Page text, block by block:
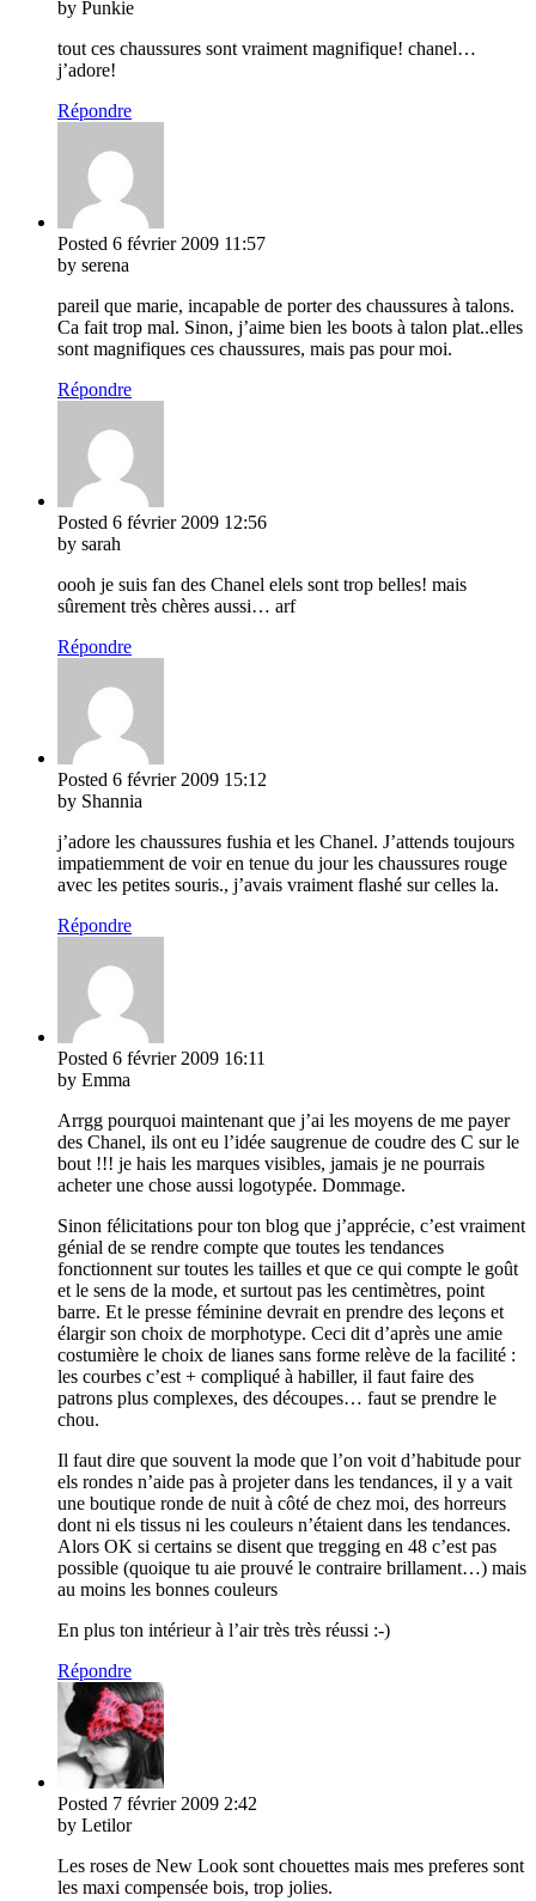
by Punkie
tout ces chaussures sont vraiment magnifique! chanel…
j’adore!
Répondre
Posted 6 février 2009 11:57
by serena
pareil que marie, incapable de porter des chaussures à talons.
Ca fait trop mal. Sinon, j’aime bien les boots à talon plat..elles
sont magnifiques ces chaussures, mais pas pour moi.
Répondre
Posted 6 février 2009 12:56
by sarah
oooh je suis fan des Chanel elels sont trop belles! mais
sûrement très chères aussi… arf
Répondre
Posted 6 février 2009 15:12
by Shannia
j’adore les chaussures fushia et les Chanel. J’attends toujours
impatiemment de voir en tenue du jour les chaussures rouge
avec les petites souris., j’avais vraiment flashé sur celles la.
Répondre
Posted 6 février 2009 16:11
by Emma
Arrgg pourquoi maintenant que j’ai les moyens de me payer
des Chanel, ils ont eu l’idée saugrenue de coudre des C sur le
bout !!! je hais les marques visibles, jamais je ne pourrais
acheter une chose aussi logotypée. Dommage.
Sinon félicitations pour ton blog que j’apprécie, c’est vraiment
génial de se rendre compte que toutes les tendances
fonctionnent sur toutes les tailles et que ce qui compte le goût
et le sens de la mode, et surtout pas les centimètres, point
barre. Et le presse féminine devrait en prendre des leçons et
élargir son choix de morphotype. Ceci dit d’après une amie
costumière le choix de lianes sans forme relève de la facilité :
les courbes c’est + compliqué à habiller, il faut faire des
patrons plus complexes, des découpes… faut se prendre le
chou.
Il faut dire que souvent la mode que l’on voit d’habitude pour
els rondes n’aide pas à projeter dans les tendances, il y a vait
une boutique ronde de nuit à côté de chez moi, des horreurs
dont ni els tissus ni les couleurs n’étaient dans les tendances.
Alors OK si certains se disent que tregging en 48 c’est pas
possible (quoique tu aie prouvé le contraire brillament…) mais
au moins les bonnes couleurs
En plus ton intérieur à l’air très très réussi :-)
Répondre
Posted 7 février 2009 2:42
by Letilor
Les roses de New Look sont chouettes mais mes preferes sont
les maxi compensée bois, trop jolies.